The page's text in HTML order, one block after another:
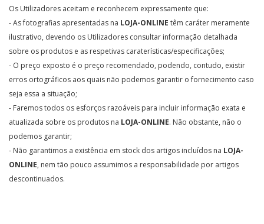
Os Utilizadores aceitam e reconhecem expressamente que:
- As fotografias apresentadas na LOJA-ONLINE têm caráter meramente
ilustrativo, devendo os Utilizadores consultar informação detalhada
sobre os produtos e as respetivas caraterísticas/especificações;
- O preço exposto é o preço recomendado, podendo, contudo, existir
erros ortográficos aos quais não podemos garantir o fornecimento caso
seja essa a situação;
- Faremos todos os esforços razoáveis para incluir informação exata e
atualizada sobre os produtos na LOJA-ONLINE. Não obstante, não o
podemos garantir;
- Não garantimos a existência em stock dos artigos incluídos na LOJA-
ONLINE, nem tão pouco assumimos a responsabilidade por artigos
descontinuados.